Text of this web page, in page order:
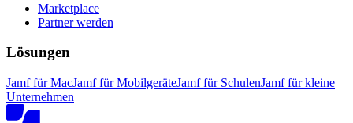
Marketplace
Partner werden
Lösungen
Jamf für MacJamf für MobilgeräteJamf für SchulenJamf für kleine
Unternehmen